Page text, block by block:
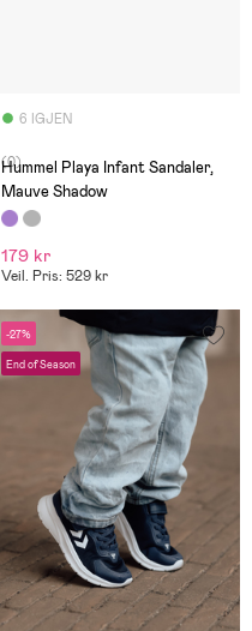
6 IGJEN
(0)
Hummel Playa Infant Sandaler,
Mauve Shadow
179 kr
Veil. Pris: 529 kr
-27%
End of Season